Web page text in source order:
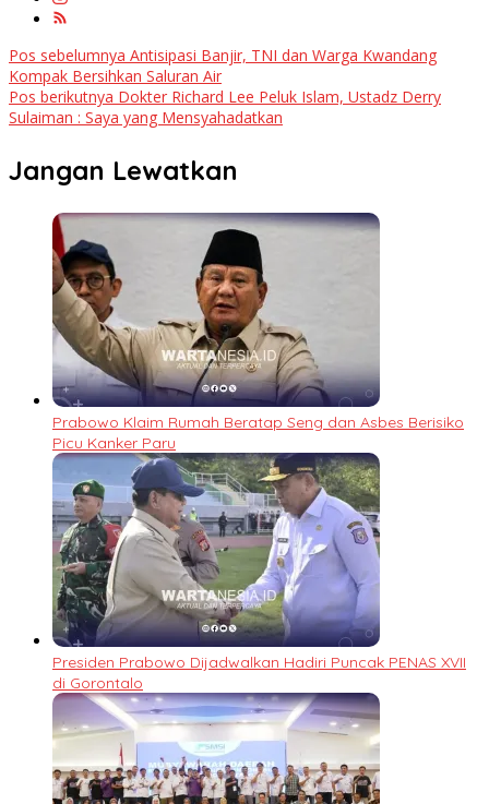
Navigasi
pos
Pos sebelumnya Antisipasi Banjir, TNI dan Warga Kwandang
Kompak Bersihkan Saluran Air
Pos berikutnya Dokter Richard Lee Peluk Islam, Ustadz Derry
Sulaiman : Saya yang Mensyahadatkan
Jangan Lewatkan
Prabowo Klaim Rumah Beratap Seng dan Asbes Berisiko
Picu Kanker Paru
Presiden Prabowo Dijadwalkan Hadiri Puncak PENAS XVII
di Gorontalo